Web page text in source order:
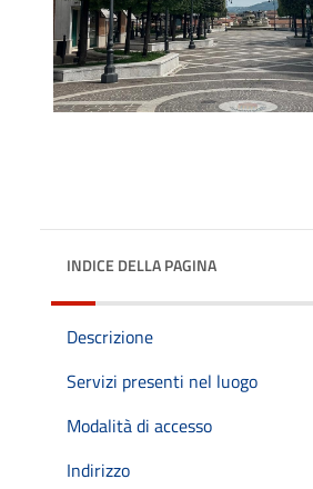
INDICE DELLA PAGINA
Descrizione
Servizi presenti nel luogo
Modalità di accesso
Indirizzo